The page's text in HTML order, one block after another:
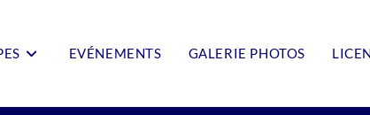
EVÉNEMENTS GALERIE PHOTOS